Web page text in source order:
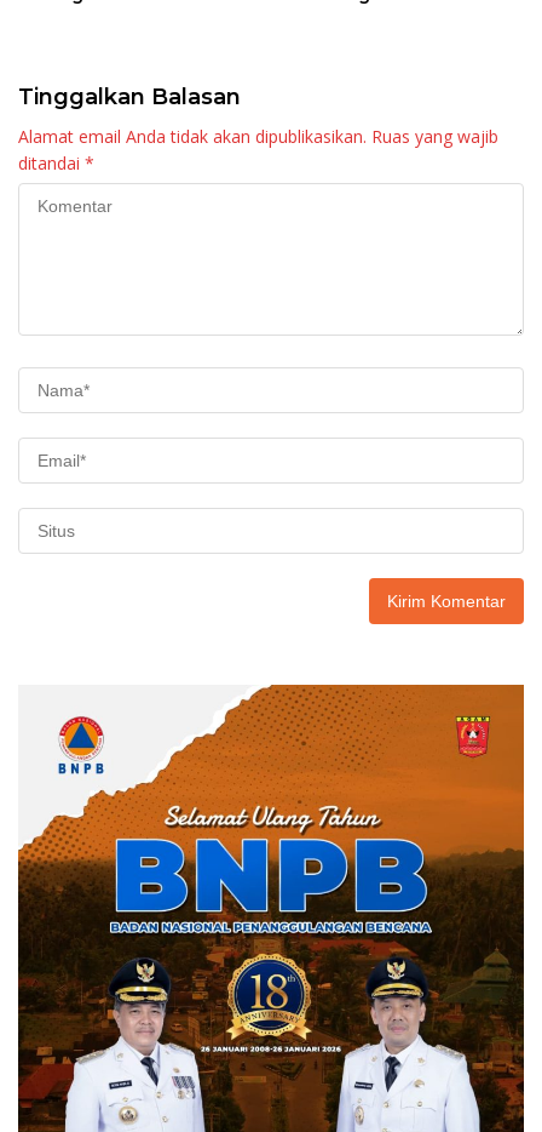
Tinggalkan Balasan
Alamat email Anda tidak akan dipublikasikan. Ruas yang wajib
ditandai *